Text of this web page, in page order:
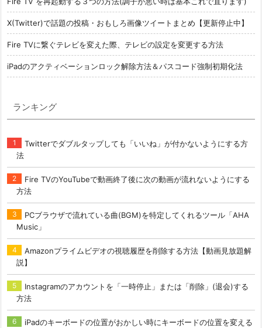
X(Twitter)で話題の投稿・おもしろ画像ツイートまとめ【更新停止中】
Fire TVに繋ぐテレビを変えた際、テレビの設定を変更する方法
iPadのアクティベーションロック解除方法＆パスコード強制初期化法
ランキング
Twitterでダブルタップしても「いいね」が付かないようにする方
法
Fire TVのYouTubeで動画終了後に次の動画が流れないようにする
方法
PCブラウザで流れている曲(BGM)を特定してくれるツール「AHA
Music」
Amazonプライムビデオの視聴履歴を削除する方法【動画見放題解
説】
Instagramのアカウントを「一時停止」または「削除」(退会)する
方法
iPadのキーボードの位置がおかしい時にキーボードの位置を変える